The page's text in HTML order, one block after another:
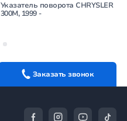
Указатель поворота CHRYSLER
300M, 1999 -
Заказать звонок